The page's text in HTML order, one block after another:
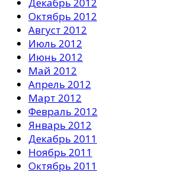
Октябрь 2012
Август 2012
Июль 2012
Июнь 2012
Май 2012
Апрель 2012
Март 2012
Февраль 2012
Январь 2012
Декабрь 2011
Ноябрь 2011
Октябрь 2011